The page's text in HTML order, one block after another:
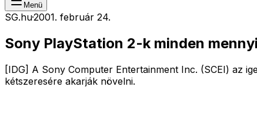
Menü
SG.hu·2001. február 24.
Sony PlayStation 2-k minden
[IDG] A Sony Computer Entertainment Inc. (SCEI) az
kétszeresére akarják növelni.